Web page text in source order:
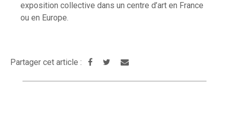
exposition collective dans un centre d’art en France
ou en Europe.
Partager cet article :